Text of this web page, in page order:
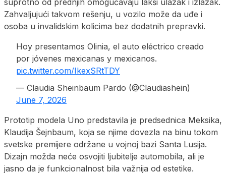
Zahvaljujući takvom rešenju, u vozilo može da uđe i
osoba u invalidskim kolicima bez dodatnih prepravki.
Hoy presentamos Olinia, el auto eléctrico creado
por jóvenes mexicanas y mexicanos.
pic.twitter.com/IkexSRtTDY
— Claudia Sheinbaum Pardo (@Claudiashein)
June 7, 2026
Prototip modela Uno predstavila je predsednica Meksika,
Klaudija Šejnbaum, koja se njime dovezla na binu tokom
svetske premijere održane u vojnoj bazi Santa Lusija.
Dizajn možda neće osvojiti ljubitelje automobila, ali je
jasno da je funkcionalnost bila važnija od estetike.